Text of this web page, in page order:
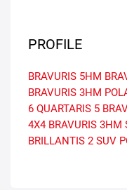
PROFILE
BRAVURIS 5HM
BRAVURIS 3HM
6 QUARTARIS 5
4X4 BRAVURIS 3HM
BRILLANTIS 2 SUV